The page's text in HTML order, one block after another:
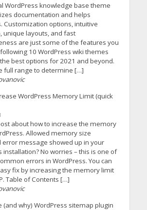
WordPress knowledge base theme
documentation and helps
Customization options, intuitive
unique layouts, and fast
are just some of the features you
10 WordPress wiki themes
best options for 2021 and beyond.
full range to determine […]
WordPress Memory Limit (quick
about how to increase the memory
Allowed memory size
error message showed up in your
installation? No worries – this is one of
errors in WordPress. You can
fix by increasing the memory limit
Table of Contents […]
(and why) WordPress sitemap plugin